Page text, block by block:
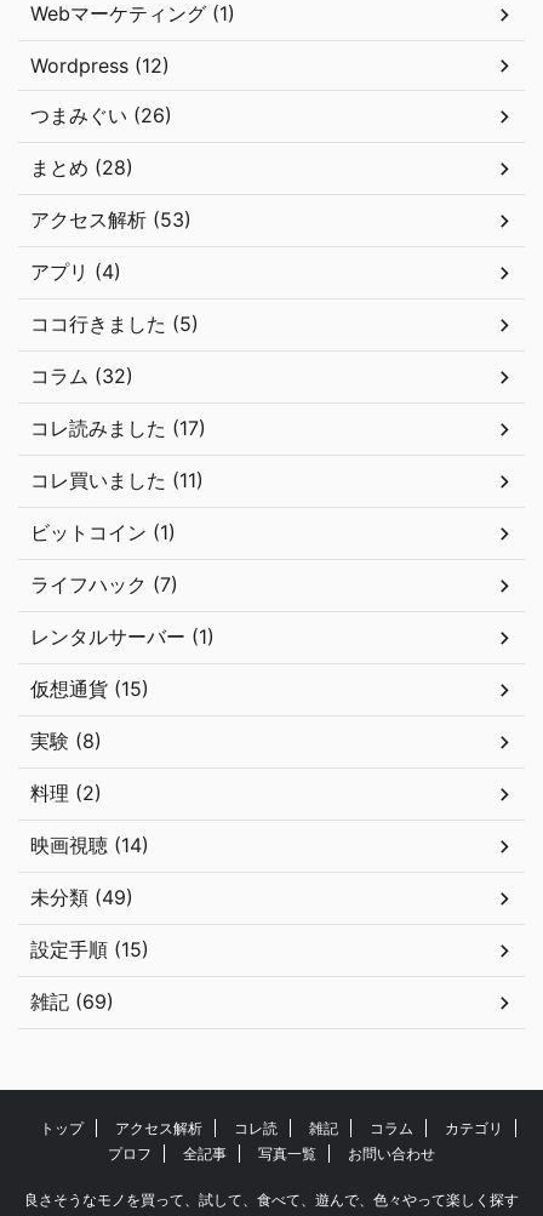
Webマーケティング (1)
Wordpress (12)
つまみぐい (26)
まとめ (28)
アクセス解析 (53)
アプリ (4)
ココ行きました (5)
コラム (32)
コレ読みました (17)
コレ買いました (11)
ビットコイン (1)
ライフハック (7)
レンタルサーバー (1)
仮想通貨 (15)
実験 (8)
料理 (2)
映画視聴 (14)
未分類 (49)
設定手順 (15)
雑記 (69)
トップ アクセス解析 コレ読 雑記 コラム
カテゴリ
プロフ
全記事 写真一覧 お問い合わせ
良さそうなモノを買って、試して、食べて、遊んで、色々やって楽しく探す